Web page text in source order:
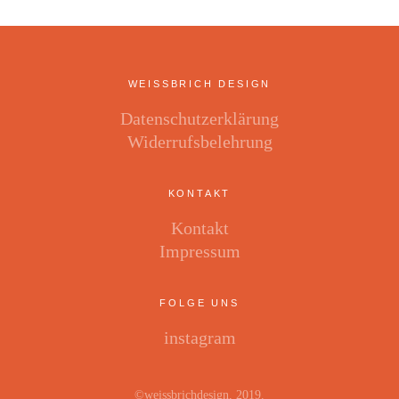
WEISSBRICH DESIGN
Datenschutzerklärung
Widerrufsbelehrung
KONTAKT
Kontakt
Impressum
FOLGE UNS
instagram
©weissbrichdesign, 2019